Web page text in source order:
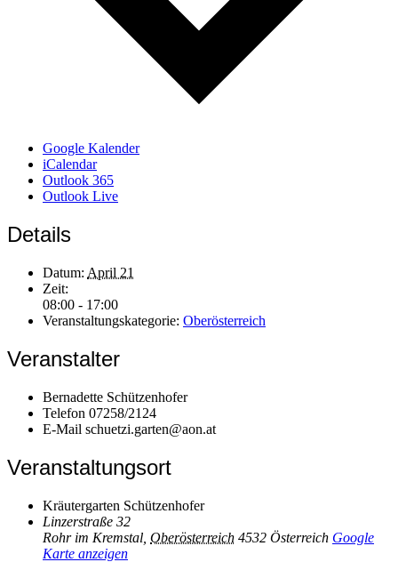
Google Kalender
iCalendar
Outlook 365
Outlook Live
Details
Datum: April 21
Zeit:
08:00 - 17:00
Veranstaltungskategorie: Oberösterreich
Veranstalter
Bernadette Schützenhofer
Telefon 07258/2124
E-Mail schuetzi.garten@aon.at
Veranstaltungsort
Kräutergarten Schützenhofer
Linzerstraße 32
Rohr im Kremstal Oberösterreich 4532 Österreich Google
Karte anzeigen